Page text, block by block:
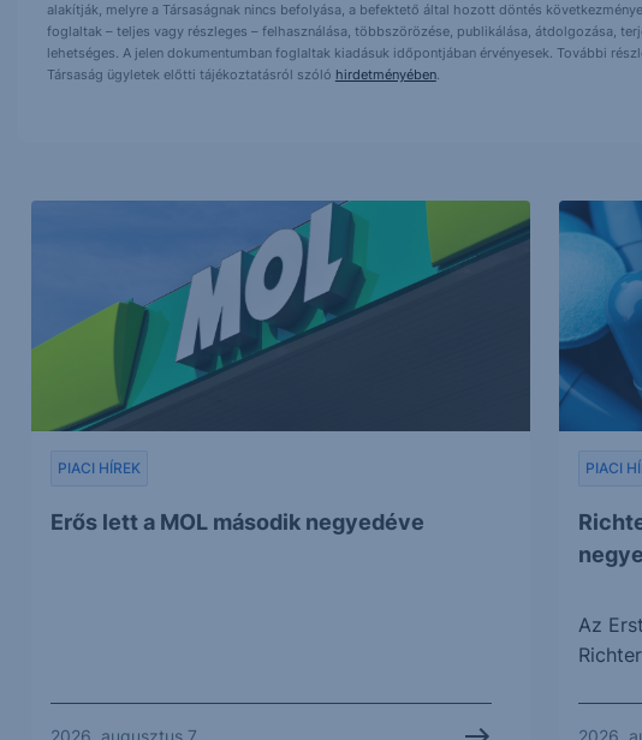
alakítják, melyre a Társaságnak nincs befolyása, a befektető által hozott döntés
foglaltak – teljes vagy részleges – felhasználása, többszörözése, publikálása, átdolgozása,
lehetséges. A jelen dokumentumban foglaltak kiadásuk időpontjában érvényesek. További
Társaság ügyletek előtti tájékoztatásról szóló hirdetményében.
Erős lett a MOL második negyedéve
PIACI HÍREK PIACI
Az